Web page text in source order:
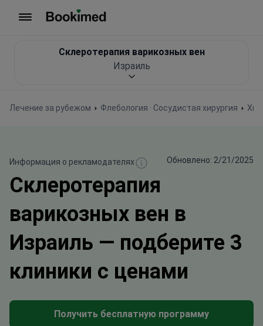
Лечение за рубежом Флебология · Сосудистая хирургия
Склеротерапия варикозных вен
Израиль
Информация о рекламодателях Обновлено: 2/21/2025
Склеротерапия
варикозных вен в
Израиль — подберите 3
клиники с ценами
Получить бесплатную программу